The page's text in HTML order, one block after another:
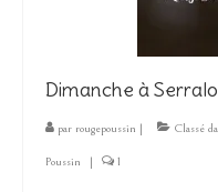
Dimanche à
par rougepoussin | Classé
Poussin | 1